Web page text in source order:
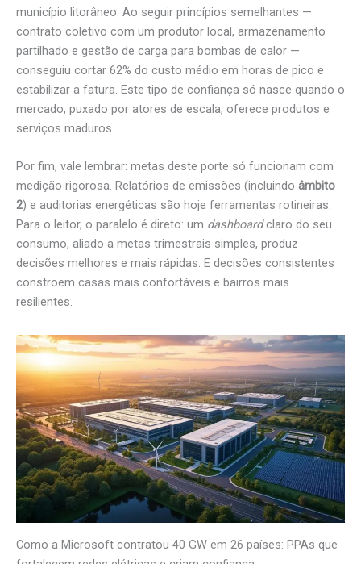
município litorâneo. Ao seguir princípios semelhantes —
contrato coletivo com um produtor local, armazenamento
partilhado e gestão de carga para bombas de calor —
conseguiu cortar 62% do custo médio em horas de pico e
estabilizar a fatura. Este tipo de confiança só nasce quando o
mercado, puxado por atores de escala, oferece produtos e
serviços maduros.
Por fim, vale lembrar: metas deste porte só funcionam com
medição rigorosa. Relatórios de emissões (incluindo âmbito
2) e auditorias energéticas são hoje ferramentas rotineiras.
Para o leitor, o paralelo é direto: um dashboardclaro do seu
consumo, aliado a metas trimestrais simples, produz
decisões melhores e mais rápidas. E decisões consistentes
constroem casas mais confortáveis e bairros mais
resilientes.
Como a Microsoft contratou 40 GW em 26 países: PPAs que